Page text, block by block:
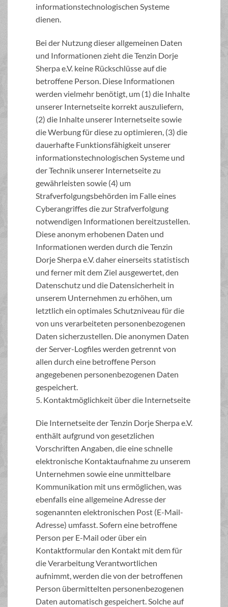
informationstechnologischen Systeme
dienen.
Bei der Nutzung dieser allgemeinen Daten
und Informationen zieht die Tenzin Dorje
Sherpa e.V. keine Rückschlüsse auf die
betroffene Person. Diese Informationen
werden vielmehr benötigt, um (1) die Inhalte
unserer Internetseite korrekt auszuliefern,
(2) die Inhalte unserer Internetseite sowie
die Werbung für diese zu optimieren, (3) die
dauerhafte Funktionsfähigkeit unserer
informationstechnologischen Systeme und
der Technik unserer Internetseite zu
gewährleisten sowie (4) um
Strafverfolgungsbehörden im Falle eines
Cyberangriffes die zur Strafverfolgung
notwendigen Informationen bereitzustellen.
Diese anonym erhobenen Daten und
Informationen werden durch die Tenzin
Dorje Sherpa e.V. daher einerseits statistisch
und ferner mit dem Ziel ausgewertet, den
Datenschutz und die Datensicherheit in
unserem Unternehmen zu erhöhen, um
letztlich ein optimales Schutzniveau für die
von uns verarbeiteten personenbezogenen
Daten sicherzustellen. Die anonymen Daten
der Server-Logfiles werden getrennt von
allen durch eine betroffene Person
angegebenen personenbezogenen Daten
gespeichert.
5. Kontaktmöglichkeit über die Internetseite
Die Internetseite der Tenzin Dorje Sherpa e.V.
enthält aufgrund von gesetzlichen
Vorschriften Angaben, die eine schnelle
elektronische Kontaktaufnahme zu unserem
Unternehmen sowie eine unmittelbare
Kommunikation mit uns ermöglichen, was
ebenfalls eine allgemeine Adresse der
sogenannten elektronischen Post (E-Mail-
Adresse) umfasst. Sofern eine betroffene
Person per E-Mail oder über ein
Kontaktformular den Kontakt mit dem für
die Verarbeitung Verantwortlichen
aufnimmt, werden die von der betroffenen
Person übermittelten personenbezogenen
Daten automatisch gespeichert. Solche auf